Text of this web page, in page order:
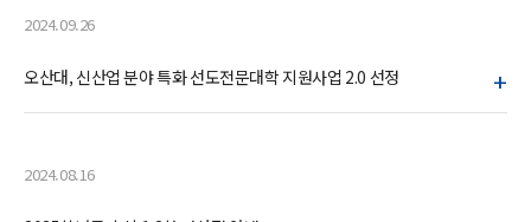
2024.09.26
오산대, 신산업 분야 특화 선도전문대학 지원사업 2.0 선정 +
2024.08.16